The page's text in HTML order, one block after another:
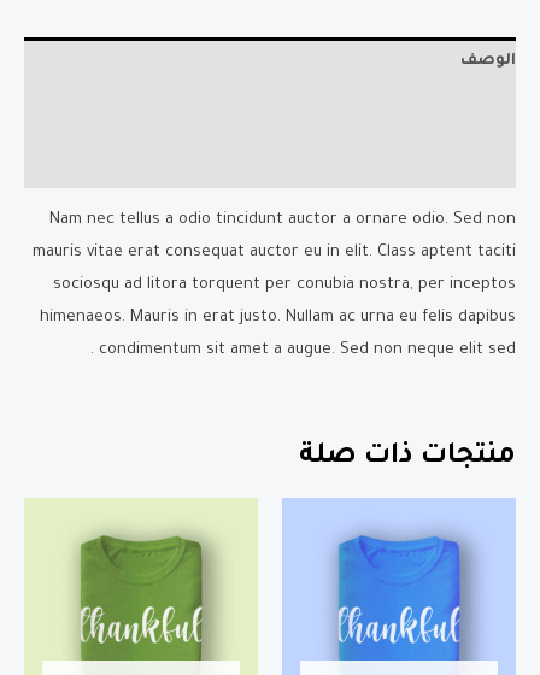
الوصف
Nam nec tellus a odio tincidunt auctor a ornare odio. Sed non
mauris vitae erat consequat auctor eu in elit. Class aptent taciti
sociosqu ad litora torquent per conubia nostra, per inceptos
himenaeos. Mauris in erat justo. Nullam ac urna eu felis dapibus
condimentum sit amet a augue. Sed non neque elit sed .
منتجات ذات صلة